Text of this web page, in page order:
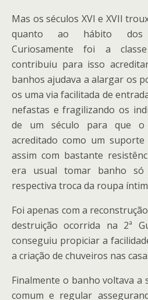
Mas os séculos XVI e XVII
quanto ao hábito dos
Curiosamente foi a
contribuiu para isso
banhos ajudava a alargar os
os uma via facilitada de
nefastas e fragilizando os
de um século para que
acreditado como um
assim com bastante
era usual tomar banho só
respectiva troca da roupa
Foi apenas com a
destruição ocorrida na 2ª
conseguiu propiciar a
a criação de chuveiros nas
Finalmente o banho voltava a
comum e regular